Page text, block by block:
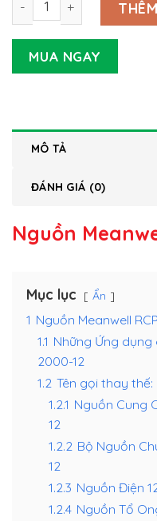
MUA NGAY
MÔ TẢ
ĐÁNH GIÁ (0)
Nguồn
Mục lục Ẩn
1 Nguồn Meanwell
1.1 Những Ứng dụng
2000-12
1.2 Tên gọi thay thế:
1.2.1 Nguồn Cung
12
1.2.2 Bộ Nguồn
12
1.2.3 Nguồn Điện
1.2.4 Nguồn Tổ